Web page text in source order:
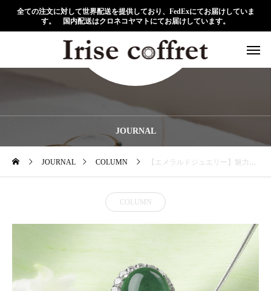
全ての注文に対して世界配送を提供しており、FedExにてお届けしていま
す。 国内配送はクロネコヤマトにてお届けしています。
JOURNAL
JOURNAL COLUMN 【エメラルドジュエリー】魅力やおすすめ商品を紹介
COLUMN